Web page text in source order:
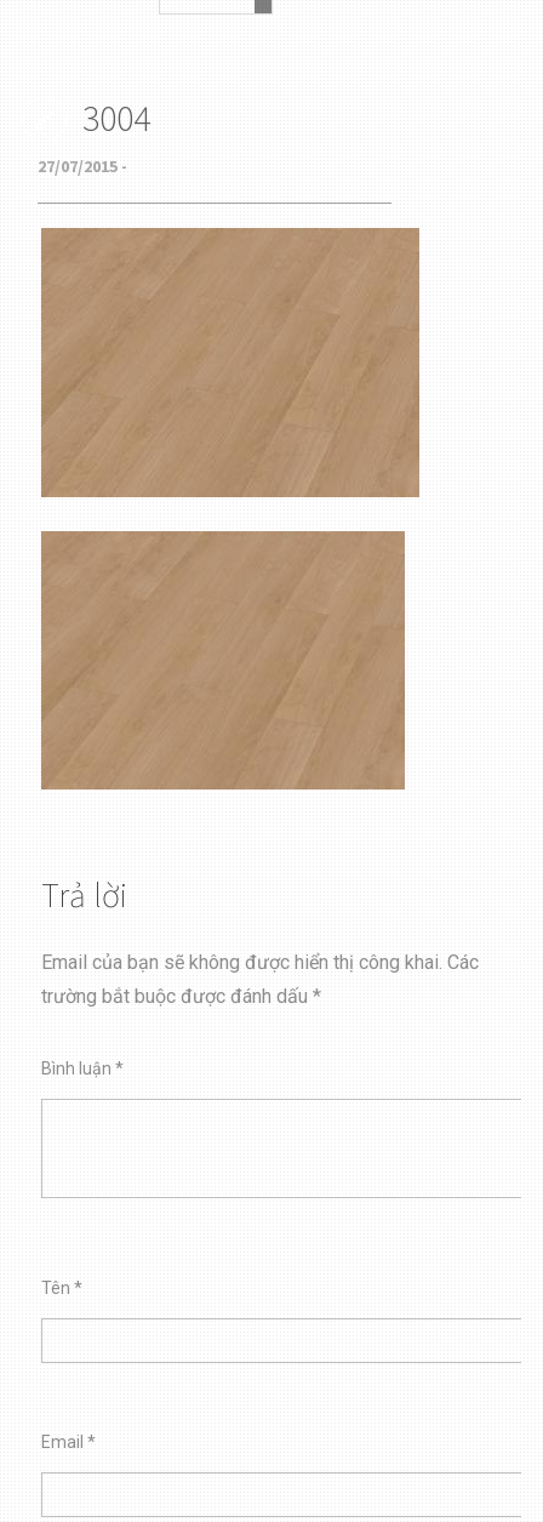
3004
27/07/2015 -
Trả lời
Email của bạn sẽ không được hiển thị công khai. Các
trường bắt buộc được đánh dấu*
Bình luận*
Tên*
Email*